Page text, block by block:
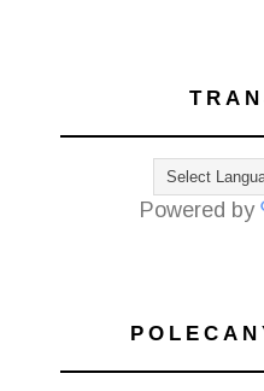
Powered by